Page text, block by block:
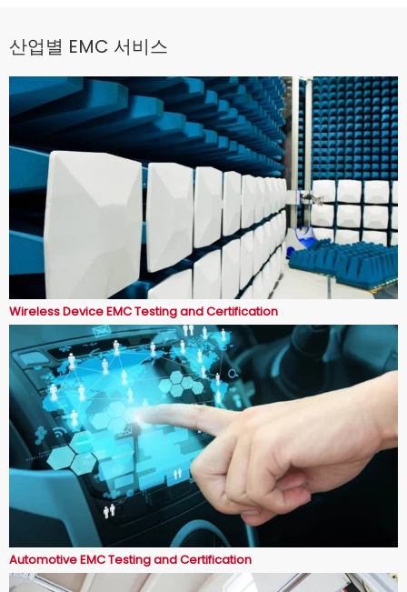
산업별 EMC 서비스
Wireless Device EMC Testing and Certification
Automotive EMC Testing and Certification